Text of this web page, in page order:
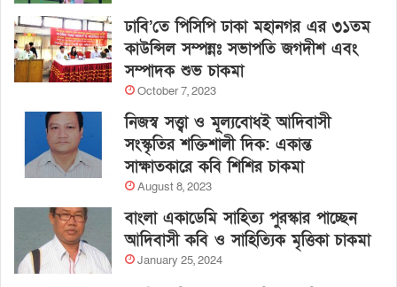
ঢাবি’তে পিসিপি ঢাকা মহানগর এর ৩১তম
কাউন্সিল সম্পন্নঃ সভাপতি জগদীশ এবং
সম্পাদক শুভ চাকমা
October 7, 2023
নিজস্ব সত্ত্বা ও মূল্যবোধই আদিবাসী
সংস্কৃতির শক্তিশালী দিক: একান্ত
সাক্ষাতকারে কবি শিশির চাকমা
August 8, 2023
বাংলা একাডেমি সাহিত্য পুরস্কার পাচ্ছেন
আদিবাসী কবি ও সাহিত্যিক মৃত্তিকা চাকমা
January 25, 2024